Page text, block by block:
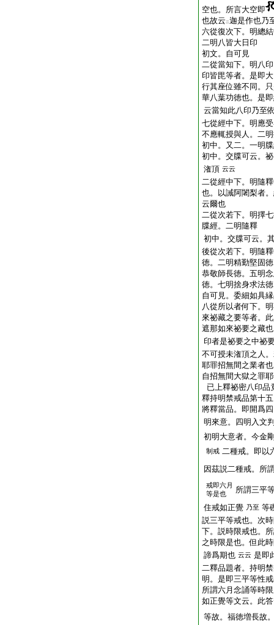
空也。所言大空即
也故云 二迦是作也乃
六從復次下。明總
二明八皆大日印
初文。自可見
二從當知下。明八
印皆毘等者。是即
行其座位雖不同。
華八葉功徳也。是
云當知此八印乃至
七從經中下。明應
不應輒授與人。二
初中。又二。一明
初中。交牒可云。
潅頂 云云
二從經中下。明隨
也。以誡阿闍梨者
云爾也
二從次若下。明擇
牒經。二明隨釋
初中。交牒可云。
後從次若下。明隨
徳。二明精勤堅固
恭敬師長徳。五明
徳。七明捨身求法
自可見。委細如具
八從所以者何下。
來祕藏之要等者。
遮那如來祕要之藏
印者是祕要之中祕
不可授未潅頂之人
耶罪招無間之業者
自招無間大獄之罪
已上釋祕密八印品
釋持明禁戒品第十五
將釋當品。即開爲
明來意。四明入文
初明大意者。今金
制戒 二種戒。即以
因茲説二種戒。所
戒即六月
等是也
所謂三平
住戒如正覺 乃至 等
説三平等戒也。次
下。説時限戒也。
之時限是也。但此
諦爲期也 云云 是即
二釋品題者。持明
明。是即三平等性
所謂六月念誦等時
如正覺等文云。此
等故。福徳増長故